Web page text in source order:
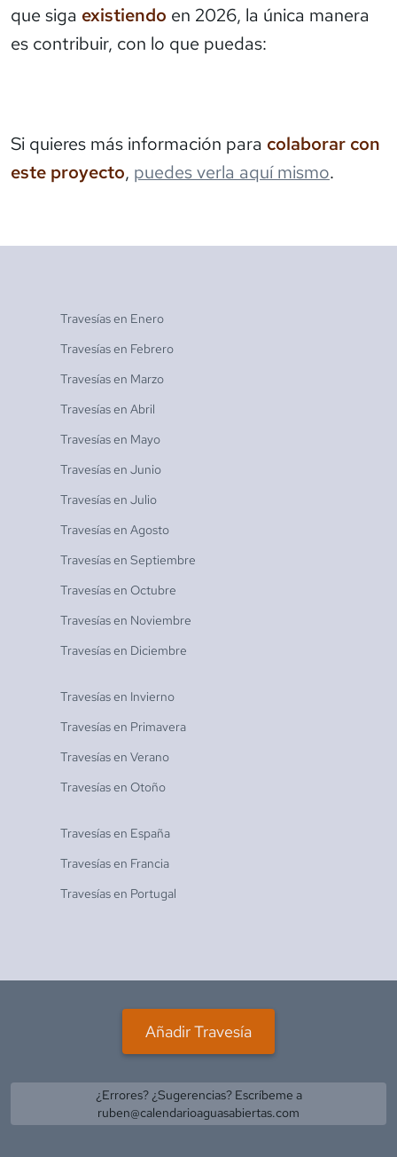
que siga existiendo en 2026, la única manera
es contribuir, con lo que puedas:
Si quieres más información para colaborar con
este proyecto, puedes verla aquí mismo.
Travesías en Enero
Travesías en Febrero
Travesías en Marzo
Travesías en Abril
Travesías en Mayo
Travesías en Junio
Travesías en Julio
Travesías en Agosto
Travesías en Septiembre
Travesías en Octubre
Travesías en Noviembre
Travesías en Diciembre
Travesías en Invierno
Travesías en Primavera
Travesías en Verano
Travesías en Otoño
Travesías en España
Travesías en Francia
Travesías en Portugal
Añadir Travesía
¿Errores? ¿Sugerencias? Escríbeme a
ruben@calendarioaguasabiertas.com